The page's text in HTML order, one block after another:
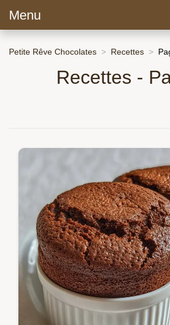
Menu
Petite Rêve Chocolates Recettes
Recettes -